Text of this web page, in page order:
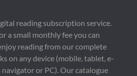
Birgit Arnolds vierter
Roman ist ein
packender
Psychothriller, der das
fragile Gleichgewicht
zwischen Mensch und
reading subscription service.
a small monthly fee you can
reading from our complete
on any device (mobile, tablet, e-
or PC). Our catalogue